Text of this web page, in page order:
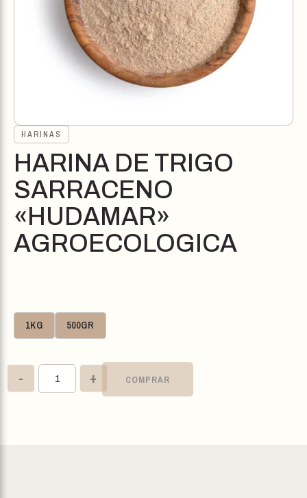
HARINAS
HARINA DE TRIGO
SARRACENO
«HUDAMAR»
AGROECOLOGICA
1KG 500GR
- + COMPRAR